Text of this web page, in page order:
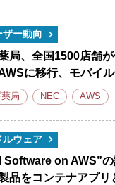
ザー動向
局、全国1500店舗
に移行、モバイ
局 NEC AWS
ルウェア
Software on AWS”
品をコンテナアプリ